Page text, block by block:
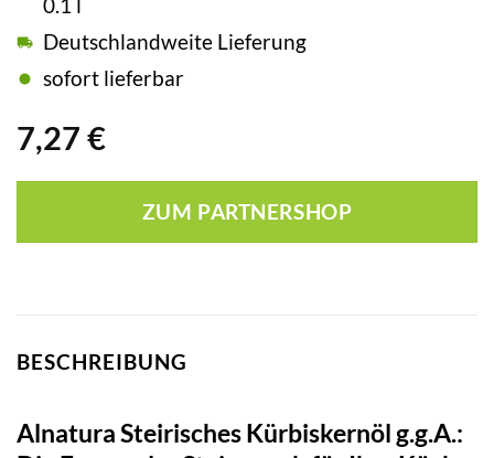
7,27 €
0.1 l
Deutschlandweite Lieferung
sofort lieferbar
ZUM PARTNERSHOP
BESCHREIBUNG
Alnatura Steirisches Kürbiskernöl g.g.A.: